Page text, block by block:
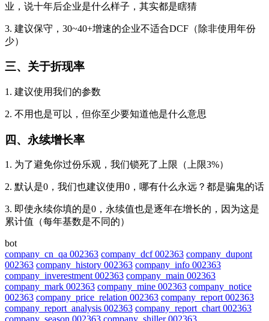
业，说十年后企业是什么样子，其实都是瞎猜
3. 建议保守，30~40+增速的企业不适合DCF（除非使用年份
少）
三、关于折现率
1. 建议使用我们的参数
2. 不用也是可以，但你至少要知道他是什么意思
四、永续增长率
1. 为了避免你过份乐观，我们锁死了上限（上限3%）
2. 默认是0，我们也建议使用0，哪有什么永远？都是骗鬼的话
3. 即使永续你填的是0，永续值也是逐年在增长的，因为这是
累计值（每年基数是不同的）
bot
company_cn_qa 002363 company_dcf 002363 company_dupont
002363 company_history 002363 company_info 002363
company_inverestment 002363 company_main 002363
company_mark 002363 company_mine 002363 company_notice
002363 company_price_relation 002363 company_report 002363
company_report_analysis 002363 company_report_chart 002363